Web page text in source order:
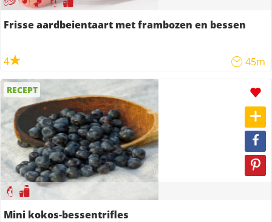
Frisse aardbeientaart met frambozen en bessen
4 45m
RECEPT
Mini kokos-bessentrifles